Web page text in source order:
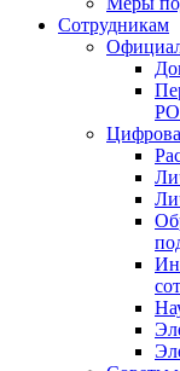
Сотрудникам